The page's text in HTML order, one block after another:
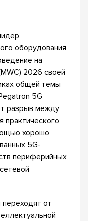
оборудования
на
2026 своей
общей темы
5G
разрыв между
практического
хорошо
5G-
периферийных
от